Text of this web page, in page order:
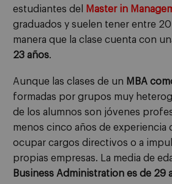
estudiantes del
Master in
graduados y suelen tener entre
manera que la clase cuenta con
23 años.
Aunque las clases de un MBA
formadas por grupos muy
de los alumnos son jóvenes
menos cinco años de experiencia
ocupar cargos directivos o a
propias empresas. La media de
Business Administration es de 29